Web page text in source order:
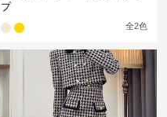
プ
全2色